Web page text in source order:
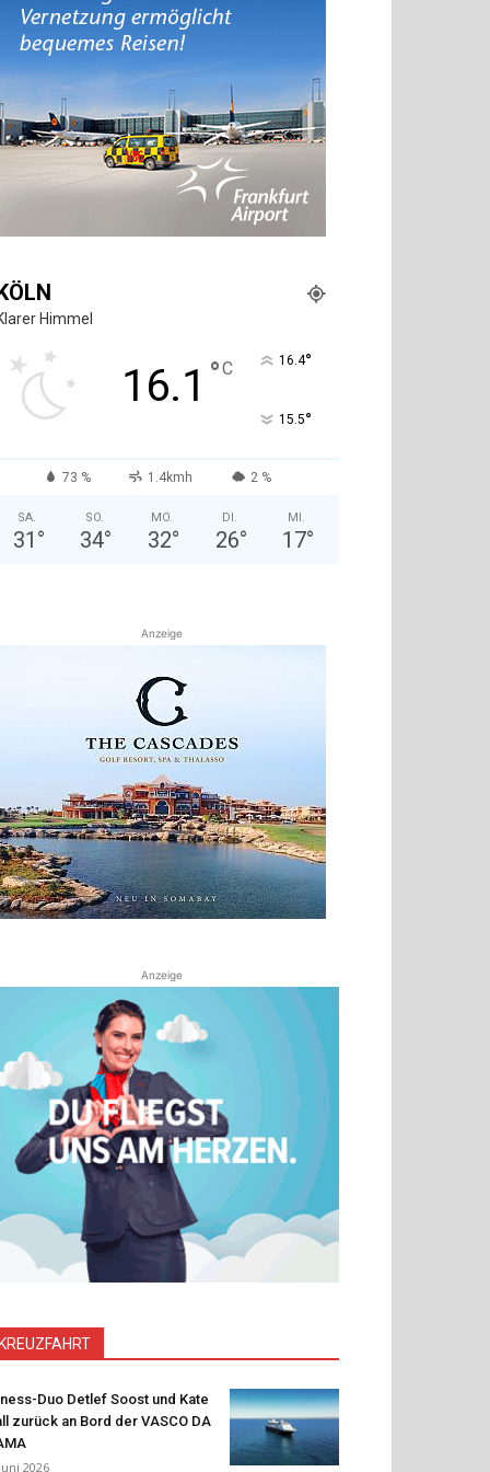
Himmel
16.1 °C 16.4°
15.5°
73 % 1.4kmh 2 %
SA.
31 °
SO.
34°
MO.
32°
DI.
26°
MI.
17°
Anzeige
Anzeige
Duo Detlef Soost und Kate
zurück an Bord der VASCO DA
2026